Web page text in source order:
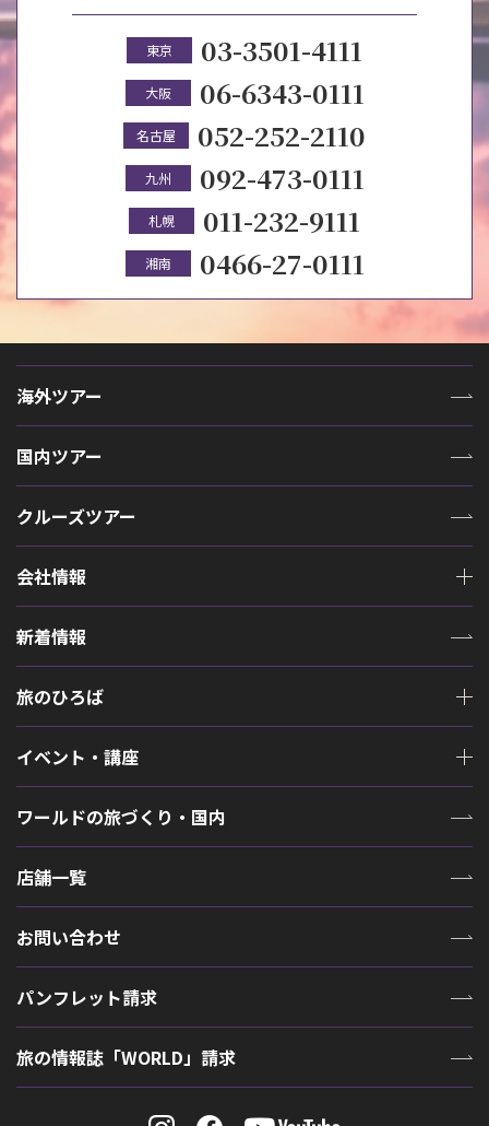
東京 03-3501-4111
大阪 06-6343-0111
名古屋 052-252-2110
九州 092-473-0111
札幌 011-232-9111
湘南 0466-27-0111
海外ツアー
国内ツアー
クルーズツアー
会社情報
新着情報
旅のひろば
イベント・講座
ワールドの旅づくり・国内
店舗一覧
お問い合わせ
パンフレット請求
旅の情報誌「WORLD」請求